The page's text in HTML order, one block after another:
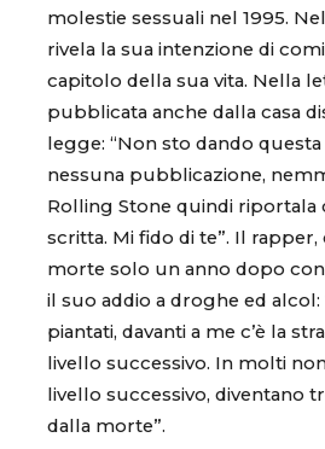
molestie sessuali nel 1995.
rivela la sua intenzione di
capitolo della sua vita. Nella
pubblicata anche dalla casa
legge: “Non sto dando
nessuna pubblicazione,
Rolling Stone quindi riportala
scritta. Mi fido di te”. Il
morte solo un anno dopo
il suo addio a droghe ed alcol:
piantati, davanti a me c’è la
livello successivo. In molti
livello successivo, diventano
dalla morte”.